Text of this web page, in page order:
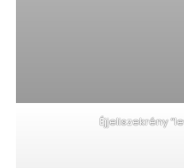
Éjjeliszekrény